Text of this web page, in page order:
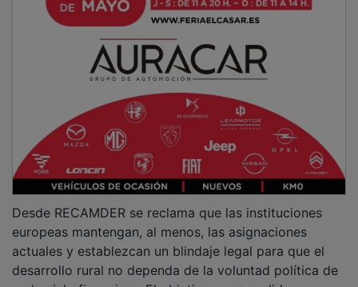
europeas mantengan, al menos, las asignaciones
actuales y establezcan un blindaje legal para que el
desarrollo rural no dependa de la voluntad política de
cada ciclo financiero. El objetivo es consolidar